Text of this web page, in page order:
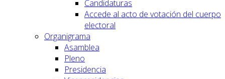
Candidaturas
Accede al acto de votación del cuerpo
electoral
Organigrama
Asamblea
Pleno
Presidencia